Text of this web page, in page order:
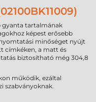
gyanta tartalmának
képest erősebb
minőséget nyújt
címkéken, a matt és
biztosítható még 304,8
működik, ezáltal
szabványoknak.